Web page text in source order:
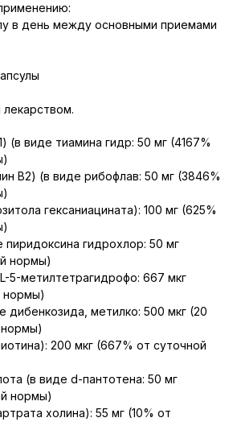
в день между основными приемами
(в виде тиамина гидр: 50 мг (4167%
B2) (в виде рибофлав: 50 мг (3846%
гексаниацината): 100 мг (625%
пиридоксина гидрохлор: 50 мг
нормы)
5-метилтетрагидрофо: 667 мкг
нормы)
дибенкозида, метилко: 500 мкг (20
200 мкг (667% от суточной
(в виде d-пантотена: 50 мг
нормы)
холина): 55 мг (10% от